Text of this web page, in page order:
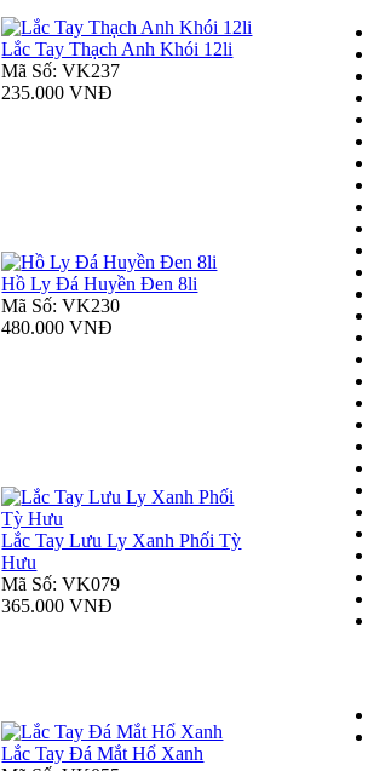
Lắc Tay Thạch Anh Khói 12li
Mã Số: VK237
235.000 VNĐ
Hồ Ly Đá Huyền Đen 8li
Mã Số: VK230
480.000 VNĐ
Lắc Tay Lưu Ly Xanh Phối Tỳ
Hưu
Mã Số: VK079
365.000 VNĐ
Lắc Tay Đá Mắt Hổ Xanh